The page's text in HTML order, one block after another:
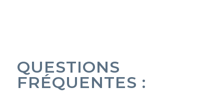
QUESTIONS
FRÉQUENTES :